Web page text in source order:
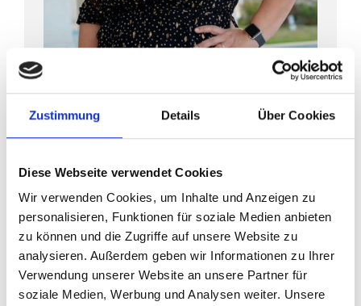
Zustimmung Details Über Cookies
Diese Webseite verwendet Cookies
Wir verwenden Cookies, um Inhalte und Anzeigen zu
personalisieren, Funktionen für soziale Medien anbieten
zu können und die Zugriffe auf unsere Website zu
analysieren. Außerdem geben wir Informationen zu Ihrer
Verwendung unserer Website an unsere Partner für
soziale Medien, Werbung und Analysen weiter. Unsere
"Der frühe Vogel fängt den
Tätigkeit an der BFS Bad Kötzting:
Verwaltung/Sekretariat/Einsatzplanung
E-Mail: info@pflegeschule-koetzting.de